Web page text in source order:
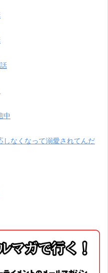
中
しなくなって溺愛されてんだ